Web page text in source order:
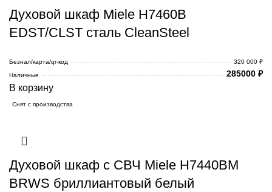
Духовой шкаф Miele H7460B
EDST/CLST сталь CleanSteel
Безнал/карта/qr-код
320 000 ₽
Наличные
285000 ₽
В корзину
Снят с производства
Духовой шкаф с СВЧ Miele H7440BM
BRWS бриллиантовый белый